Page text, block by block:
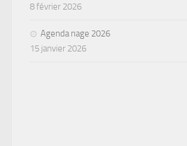
8 février 2026
Agenda nage 2026
15 janvier 2026